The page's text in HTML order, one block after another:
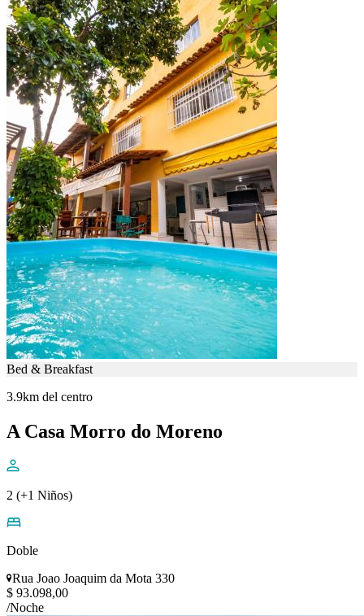
Bed & Breakfast
3.9km del centro
A Casa Morro do Moreno
2 (+1 Niños)
Doble
Rua Joao Joaquim da Mota 330
$ 93.098,00
/Noche